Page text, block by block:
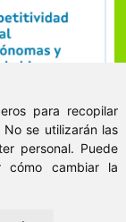
para recopilar
se utilizarán las
personal. Puede
cómo cambiar la